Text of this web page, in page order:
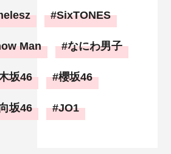
SixTONES
Man なにわ男子
坂46 櫻坂46
坂46 JO1